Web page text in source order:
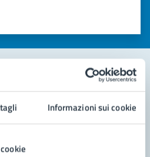
Informazioni sui cookie
(da 1 a 5 stelle)
per valutare la chiarezza delle
su 5
su 5
5